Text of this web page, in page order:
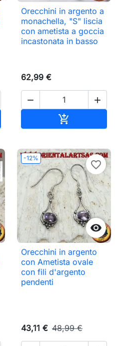
Orecchini in argento a
monachella, "S" liscia
con ametista a goccia
incastonata in basso
62,99 €
 

-12%

favorite_border
Orecchini in argento
con Ametista ovale
con fili d'argento
pendenti
43,11 € 48,99 €